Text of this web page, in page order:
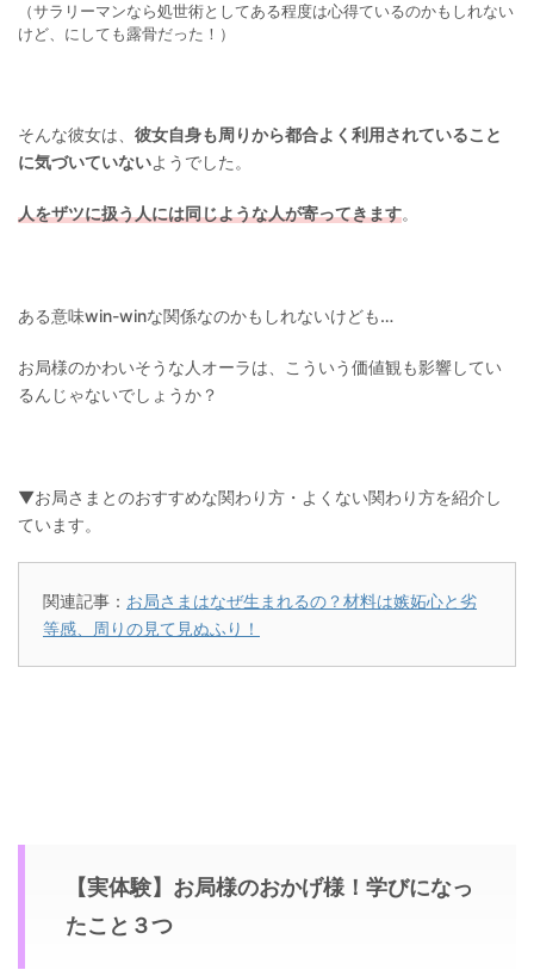
（サラリーマンなら処世術としてある程度は心得ているのかもしれない
けど、にしても露骨だった！）
そんな彼女は、 彼女自身も周りから都合よく利用されていること
に気づいていないようでした。
人をザツに扱う人には同じような人が寄ってきます。
ある意味win-winな関係なのかもしれないけども…
お局様のかわいそうな人オーラは、こういう価値観も影響してい
るんじゃないでしょうか？
▼お局さまとのおすすめな関わり方・よくない関わり方を紹介し
ています。
関連記事： お局さまはなぜ生まれるの？材料は嫉妬心と劣
等感、周りの見て見ぬふり！
【実体験】お局様のおかげ様！学びになっ
たこと３つ